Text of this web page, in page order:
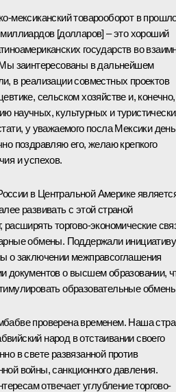
мексиканский товарооборот в
миллиардов [долларов] – это хороший
государств во
заинтересованы в дальнейшем
в реализации совместных проектов
сельском хозяйстве и, конечно,
научных, культурных и
у уважаемого посла Мексики день
поздравляю его, желаю крепкого
и успехов.
в Центральной Америке
развивать с этой страной
расширять торгово-экономические
обмены. Поддержали инициативу
о заключении межправсоглашения
документов о высшем образовании,
образовательные
проверена временем. Наша
народ в отстаивании своего
в свете развязанной против
войны, санкционного давления.
отвечает углубление торгово-